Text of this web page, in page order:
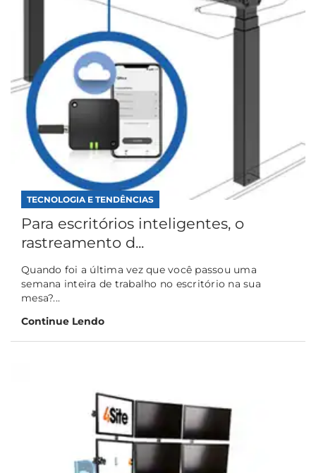
TECNOLOGIA E TENDÊNCIAS
Para escritórios inteligentes, o
rastreamento d...
Quando foi a última vez que você passou uma
semana inteira de trabalho no escritório na sua
mesa?...
Continue Lendo